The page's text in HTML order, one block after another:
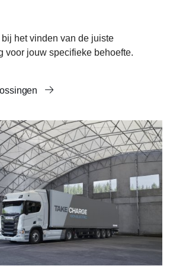
het vinden van de juiste
voor jouw specifieke behoefte.